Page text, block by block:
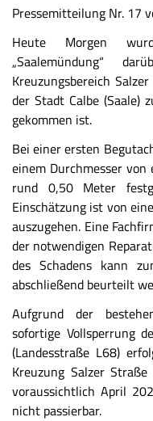
Pressemitteilung Nr. 17
Heute Morgen
„Saalemündung“
Kreuzungsbereich
der Stadt Calbe (Saale)
gekommen ist.
Bei einer ersten
einem Durchmesser
rund 0,50 Meter
Einschätzung ist von
auszugehen. Eine
der notwendigen
des Schadens kann
abschließend beurteilt
Aufgrund der
sofortige Vollsperrung
(Landesstraße L68)
Kreuzung Salzer
voraussichtlich April
nicht passierbar.